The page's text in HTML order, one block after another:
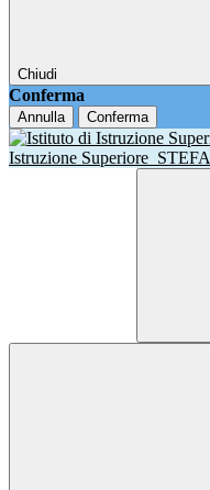
Chiudi
Conferma
Annulla Conferma
Istruzione Superiore